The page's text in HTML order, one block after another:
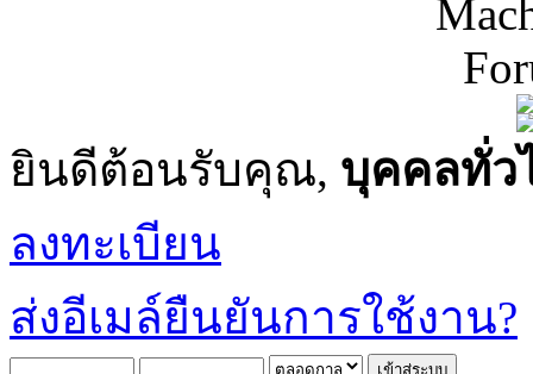
ยินดีต้อนรับคุณ, บุคคลทั่ว
ลงทะเบียน
ส่งอีเมล์ยืนยันการใช้งาน?